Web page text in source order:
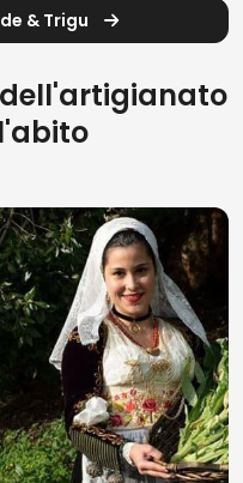
& Trigu